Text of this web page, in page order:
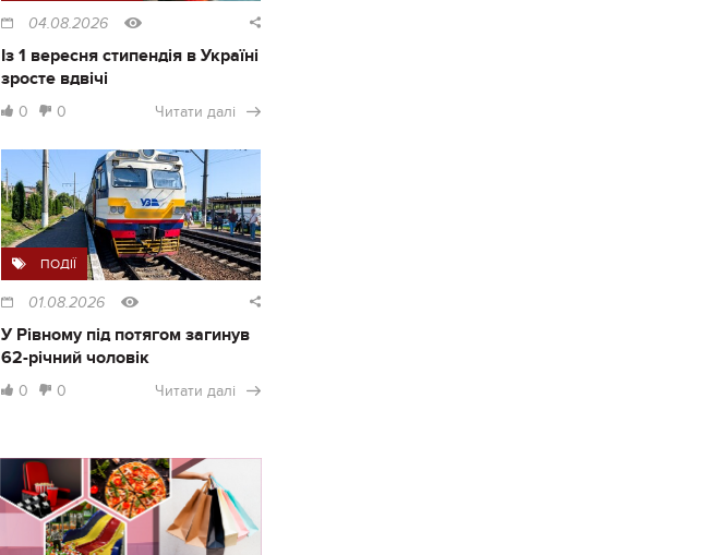
04.08.2026
Із 1 вересня стипендія в Україні
зросте вдвічі
0 0 Читати далі
ПОДІЇ
01.08.2026
У Рівному під потягом загинув
62-річний чоловік
0 0 Читати далі